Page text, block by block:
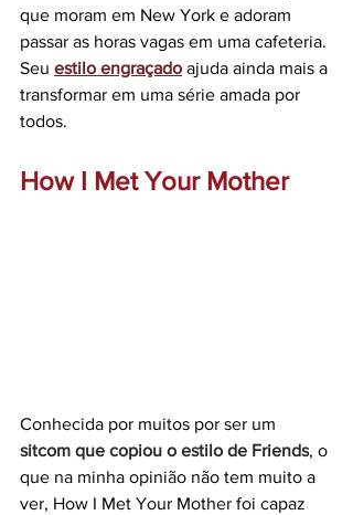
que moram em New York e adoram
passar as horas vagas em uma cafeteria.
Seu estilo engraçado ajuda ainda mais a
transformar em uma série amada por
todos.
How I Met Your Mother
Conhecida por muitos por ser um
sitcom que copiou o estilo de Friends, o
que na minha opinião não tem muito a
ver, How I Met Your Mother foi capaz